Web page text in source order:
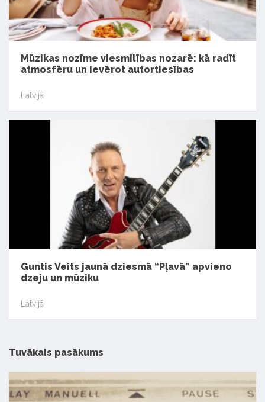
Mūzikas nozīme viesmīlības nozarē: kā radīt
atmosfēru un ievērot autortiesības
Latvijā
Guntis Veits jaunā dziesmā “Pļavā” apvieno
dzeju un mūziku
Latvijā
Tuvākais pasākums